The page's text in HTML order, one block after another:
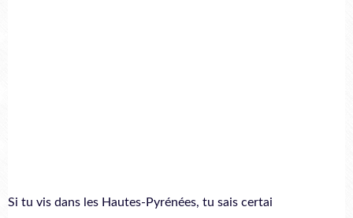
Si tu vis dans les Hautes-Pyrénées, tu sais certai